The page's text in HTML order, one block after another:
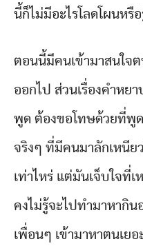
นี้ก็ไม่มีอะไรโลดโผนหรื
ตอนนี้มีคนเข้ามาสนใจ
ออกไป ส่วนเรื่องคำหย
พูด ต้องขอโทษด้วยที่พู
จริงๆ ที่มีคนมาลักเหนีย
เท่าไหร่ แต่มันเจ็บใจที่
คงไม่รู้จะไปทำมาหากิน
เพื่อนๆ เข้ามาหาตนเย